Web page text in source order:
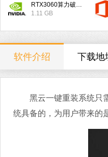
1.11 GB
软件介绍 下载地
黑云一键重装系统只需
统具备的，为用户带来的